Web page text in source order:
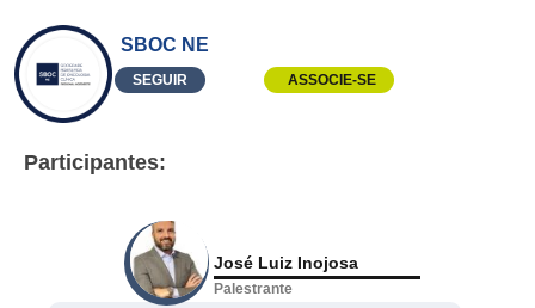
SBOC NE
SEGUIR ASSOCIE-SE
Participantes:
José Luiz Inojosa
Palestrante